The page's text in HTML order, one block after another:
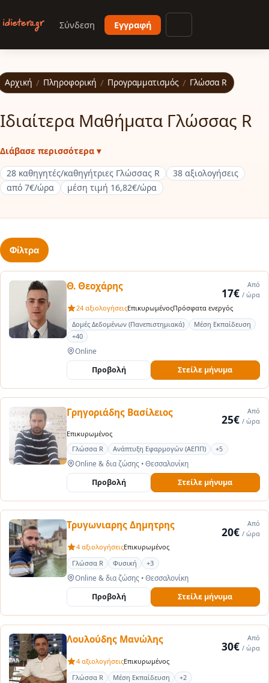
Σύνδεση Εγγραφή
Αρχική / Πληροφορική / Προγραμματισμός / Γλώσσα R
Ιδιαίτερα Μαθήματα Γλώσσας R
Διάβασε περισσότερα ▾
28 καθηγητές/καθηγήτριες Γλώσσας R
38 αξιολογήσεις
από 7€/ώρα
μέση τιμή 16,82€/ώρα
Φίλτρα
Θ. Θεοχάρης Από
17€ / ώρα
24 αξιολογήσειςΕπικυρωμένοςΠρόσφατα ενεργός
Δομές Δεδομένων (Πανεπιστημιακά)
Μέση Εκπαίδευση
+40
Online
Προβολή Στείλε μήνυμα
Γρηγοριάδης Βασίλειος Από
25€ / ώρα
Επικυρωμένος
Γλώσσα R
Ανάπτυξη Εφαρμογών (ΑΕΠΠ) +5
Online & δια ζώσης •Θεσσαλονίκη
Προβολή Στείλε μήνυμα
Τρυγωνιαρης Δημητρης Από
20€ / ώρα
4 αξιολογήσειςΕπικυρωμένος
Γλώσσα R
Φυσική +3
Online & δια ζώσης •Θεσσαλονίκη
Προβολή Στείλε μήνυμα
Λουλούδης Μανώλης Από
30€ / ώρα
4 αξιολογήσειςΕπικυρωμένος
Γλώσσα R
Μέση Εκπαίδευση +2